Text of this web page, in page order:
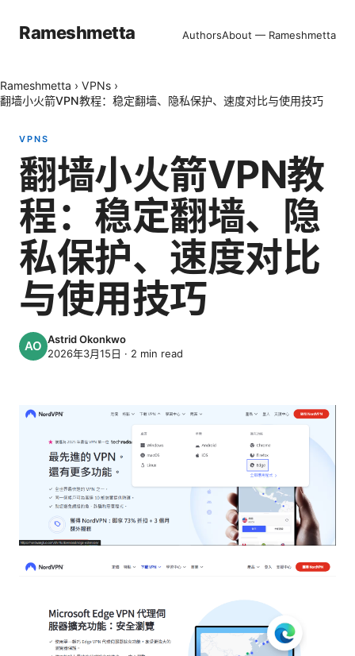
Rameshmetta AuthorsAbout — Rameshmetta
Rameshmetta › VPNs ›
翻墙小火箭VPN教程：稳定翻墙、隐私保护、速度对比与使用技巧
VPNS
翻墙小火箭VPN教
程：稳定翻墙、隐
私保护、速度对比
与使用技巧
Astrid Okonkwo
2026年3月15日 · 2 min read